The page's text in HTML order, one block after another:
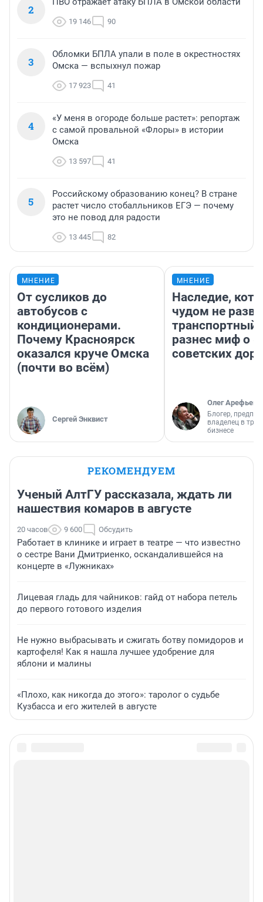
2
19 146 90
3
Обломки БПЛА упали в поле в окрестностях
Омска — вспыхнул пожар
17 923 41
4
«У меня в огороде больше растет»: репортаж
с самой провальной «Флоры» в истории
Омска
13 597 41
5
Российскому образованию конец? В стране
растет число стобалльников ЕГЭ — почему
это не повод для радости
13 445 82
МНЕНИЕ
От сусликов до
автобусов с
кондиционерами.
Почему Красноярск
оказался круче Омска
(почти во всём)
Сергей Энквист
МНЕНИЕ
Наследие,
чудом не
транспортный
разнес миф о
советских
Олег Арефьев
Блогер,
владелец в
бизнесе
РЕКОМЕНДУЕМ
Ученый АлтГУ рассказала, ждать ли
нашествия комаров в августе
20 часов 9 600 Обсудить
Работает в клинике и играет в театре — что известно
о сестре Вани Дмитриенко, оскандалившейся на
концерте в «Лужниках»
Лицевая гладь для чайников: гайд от набора петель
до первого готового изделия
Не нужно выбрасывать и сжигать ботву помидоров и
картофеля! Как я нашла лучшее удобрение для
яблони и малины
«Плохо, как никогда до этого»: таролог о судьбе
Кузбасса и его жителей в августе